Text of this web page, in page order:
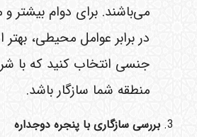
می‌باشند. برای دوام بیشتر
در برابر عوامل محیطی،
جنسی انتخاب کنید که با
منطقه شما سازگار باشد.
بررسی سازگاری با پنجره دوجداره